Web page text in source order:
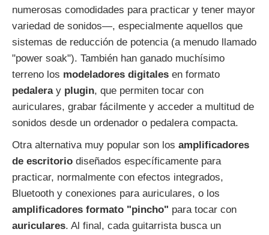
numerosas comodidades para practicar y tener mayor
variedad de sonidos—, especialmente aquellos que
sistemas de reducción de potencia (a menudo llamado
"power soak"). También han ganado muchísimo
terreno los modeladores digitales en formato
pedaleray plugin, que permiten tocar con
auriculares, grabar fácilmente y acceder a multitud de
sonidos desde un ordenador o pedalera compacta.
Otra alternativa muy popular son los amplificadores
de escritorio diseñados específicamente para
practicar, normalmente con efectos integrados,
Bluetooth y conexiones para auriculares, o los
amplificadores formato "pincho" para tocar con
auriculares. Al final, cada guitarrista busca un